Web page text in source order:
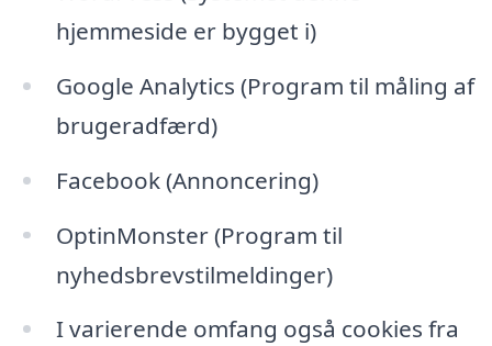
hjemmeside er bygget i)
Google Analytics (Program til måling af
brugeradfærd)
Facebook (Annoncering)
OptinMonster (Program til
nyhedsbrevstilmeldinger)
I varierende omfang også cookies fra